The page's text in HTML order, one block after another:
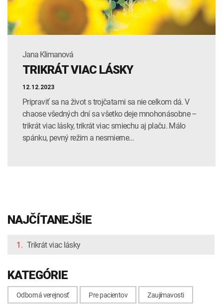
Jana Klimanová
TRIKRÁT VIAC LÁSKY
12.12.2023
Pripraviť sa na život s trojčatami sa nie celkom dá. V
chaose všedných dní sa všetko deje mnohonásobne –
trikrát viac lásky, trikrát viac smiechu aj plaču. Málo
spánku, pevný režim a nesmierne…
NAJČÍTANEJŠIE
1. Trikrát viac lásky
KATEGÓRIE
Odborná verejnosť Pre pacientov Zaujímavosti